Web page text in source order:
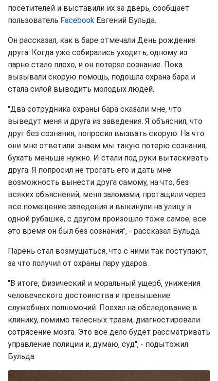
посетителей и выставили их за дверь, сообщает
пользователь Facebook Евгений Бульда.
Он рассказал, как в баре отмечали День рождения
друга. Когда уже собирались уходить, одному из
парне стало плохо, и он потерял сознание. Пока
вызывали скорую помощь, подошла охрана бара и
стала силой выводить молодых людей.
"Два сотрудника охраны бара сказали мне, что
выведут меня и друга из заведения. Я объяснил, что
друг без сознания, попросил вызвать скорую. На что
они мне ответили: знаем мы такую потерю сознания,
бухать меньше нужно. И стали под руки вытаскивать
друга. Я попросил не трогать его и дать мне
возможность вынести друга самому, на что, без
всяких объяснений, меня заломами, протащили через
все помещение заведения и выкинули на улицу в
одной рубашке, с другом произошло тоже самое, все
это время он был без сознания", - рассказал Бульда.
Парень стал возмущаться, что с ними так поступают,
за что получил от охраны пару ударов.
"В итоге, физический и моральный ущерб, унижения
человеческого достоинства и превышение
служебных полномочий. Поехал на обследование в
клинику, помимо телесных травм, диагностировали
сотрясение мозга. Это все дело будет рассматривать
управление полиции и, думаю, суд", - подытожил
Бульда.